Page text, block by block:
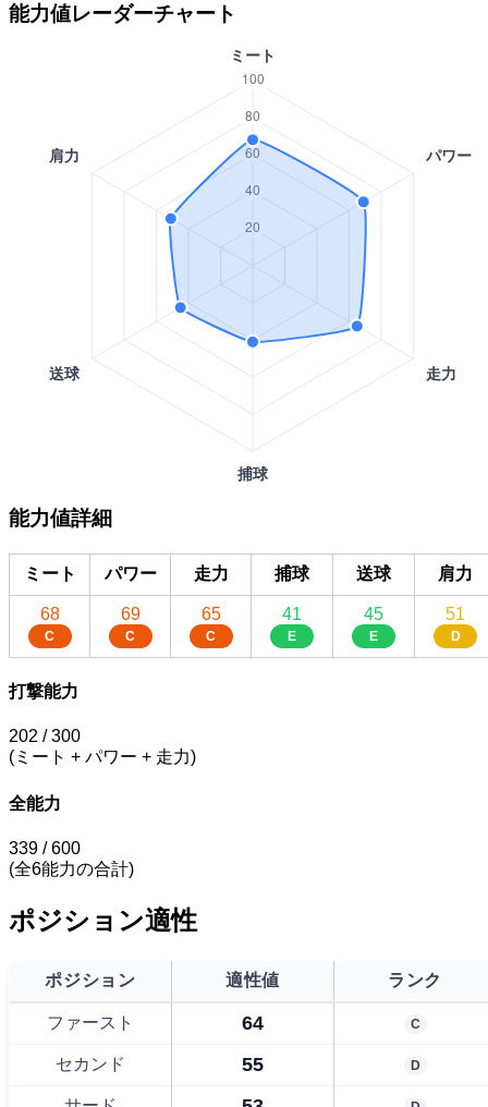
能力値レーダーチャート
能力値詳細
ミート パワー 走力 捕球 送球 肩力
68
C
69
C
65
C
41
E
45
E
51
D
打撃能力
202 / 300
(ミート + パワー + 走力)
全能力
339 / 600
(全6能力の合計)
ポジション適性
ポジション 適性値 ランク
ファースト 64 C
セカンド 55 D